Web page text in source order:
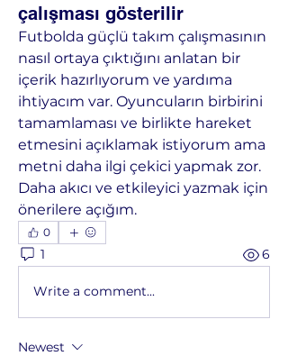
çalışması gösterilir
Futbolda güçlü takım çalışmasının
nasıl ortaya çıktığını anlatan bir
içerik hazırlıyorum ve yardıma
ihtiyacım var. Oyuncuların birbirini
tamamlaması ve birlikte hareket
etmesini açıklamak istiyorum ama
metni daha ilgi çekici yapmak zor.
Daha akıcı ve etkileyici yazmak için
önerilere açığım.
0
1 6
Write a comment...
Newest